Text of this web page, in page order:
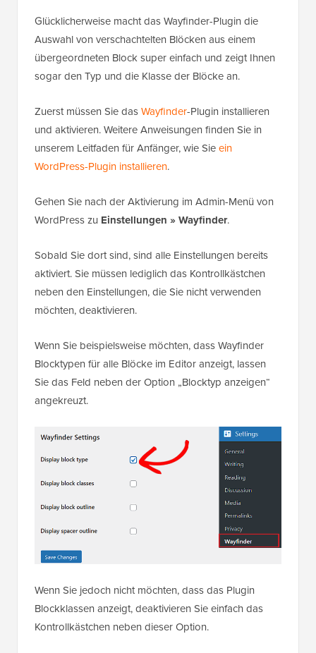
Glücklicherweise macht das Wayfinder-Plugin die
Auswahl von verschachtelten Blöcken aus einem
übergeordneten Block super einfach und zeigt Ihnen
sogar den Typ und die Klasse der Blöcke an.
Zuerst müssen Sie dasWayfinder-Plugin installieren
und aktivieren. Weitere Anweisungen finden Sie in
unserem Leitfaden für Anfänger, wie Sieein
WordPress-Plugin installieren.
Gehen Sie nach der Aktivierung im Admin-Menü von
WordPress zu Einstellungen » Wayfinder.
Sobald Sie dort sind, sind alle Einstellungen bereits
aktiviert. Sie müssen lediglich das Kontrollkästchen
neben den Einstellungen, die Sie nicht verwenden
möchten, deaktivieren.
Wenn Sie beispielsweise möchten, dass Wayfinder
Blocktypen für alle Blöcke im Editor anzeigt, lassen
Sie das Feld neben der Option „Blocktyp anzeigen“
angekreuzt.
Wenn Sie jedoch nicht möchten, dass das Plugin
Blockklassen anzeigt, deaktivieren Sie einfach das
Kontrollkästchen neben dieser Option.